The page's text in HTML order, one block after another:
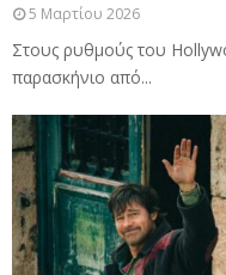
5 Μαρτίου 2026
Στους ρυθμούς του
παρασκήνιο από...